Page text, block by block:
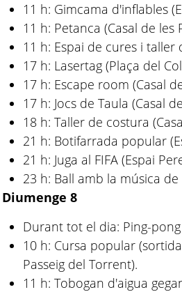
11 h: Gimcama d'inflables
11 h: Petanca (Casal de les
11 h: Espai de cures i taller
17 h: Lasertag (Plaça del
17 h: Escape room (Casal
17 h: Jocs de Taula (Casal
18 h: Taller de costura
21 h: Botifarrada popular
21 h: Juga al FIFA (Espai
23 h: Ball amb la música
Diumenge 8
Durant tot el dia: Ping-
10 h: Cursa popular
Passeig del Torrent).
11 h: Tobogan d'aigua